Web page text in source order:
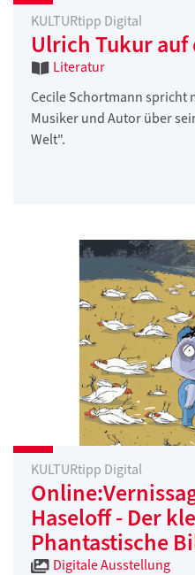
KULTURtipp Digital
Ulrich Tukur auf
Literatur
Cecile Schortmann spricht
Musiker und Autor über
Welt".
KULTURtipp Digital
Haseloff - Der
Phantastische
Digitale Ausstellung